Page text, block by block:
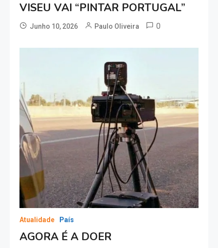
VISEU VAI “PINTAR PORTUGAL”
Junho 10, 2026 Paulo Oliveira 0
Atualidade País
AGORA É A DOER